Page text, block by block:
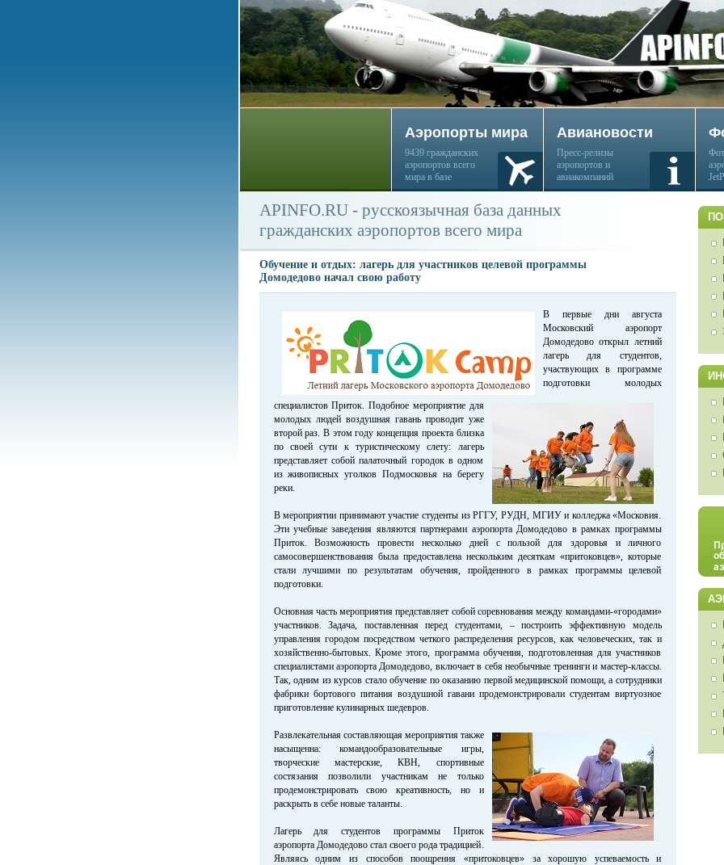
Аэропорты мира
9439 гражданских
аэропортов всего
мира в базе
Авиановости
Пресс-релизы
аэропортов и
авиакомпаний
APINFO.RU - русскоязычная база данных
гражданских аэропортов всего мира
Обучение и отдых: лагерь для участников целевой программы
Домодедово начал свою работу
В первые дни августа
Московский аэропорт
Домодедово открыл летний
лагерь для студентов,
участвующих в программе
подготовки молодых
специалистов Приток. Подобное мероприятие для
молодых людей воздушная гавань проводит уже
второй раз. В этом году концепция проекта близка
по своей сути к туристическому слету: лагерь
представляет собой палаточный городок в одном
из живописных уголков Подмосковья на берегу
реки.
В мероприятии принимают участие студенты из РГГУ, РУДН, МГИУ и колледжа «Московия.
Эти учебные заведения являются партнерами аэропорта Домодедово в рамках программы
Приток. Возможность провести несколько дней с пользой для здоровья и личного
самосовершенствования была предоставлена нескольким десяткам «притоковцев», которые
стали лучшими по результатам обучения, пройденного в рамках программы целевой
подготовки.
Основная часть мероприятия представляет собой соревнования между командами-«городами»
участников. Задача, поставленная перед студентами, – построить эффективную модель
управления городом посредством четкого распределения ресурсов, как человеческих, так и
хозяйственно-бытовых. Кроме этого, программа обучения, подготовленная для участников
специалистами аэропорта Домодедово, включает в себя необычные тренинги и мастер-классы.
Так, одним из курсов стало обучение по оказанию первой медицинской помощи, а сотрудники
фабрики бортового питания воздушной гавани продемонстрировали студентам виртуозное
приготовление кулинарных шедевров.
Развлекательная составляющая мероприятия также
насыщенна: командообразовательные игры,
творческие мастерские, КВН, спортивные
состязания позволили участникам не только
продемонстрировать свою креативность, но и
раскрыть в себе новые таланты.
Лагерь для студентов программы Приток
аэропорта Домодедово стал своего рода традицией.
Являясь одним из способов поощрения «притоковцев» за хорошую успеваемость и